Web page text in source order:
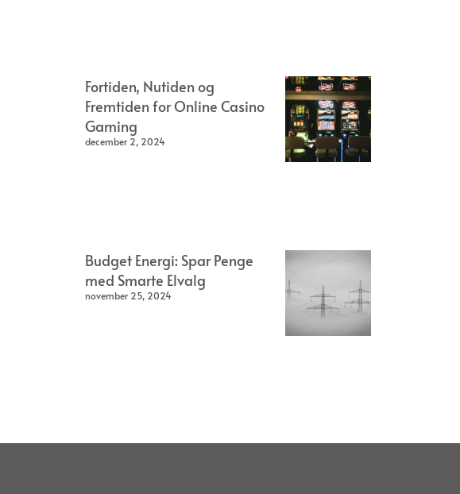
Fortiden, Nutiden og
Fremtiden for Online Casino
Gaming
december 2, 2024
Budget Energi: Spar Penge
med Smarte Elvalg
november 25, 2024